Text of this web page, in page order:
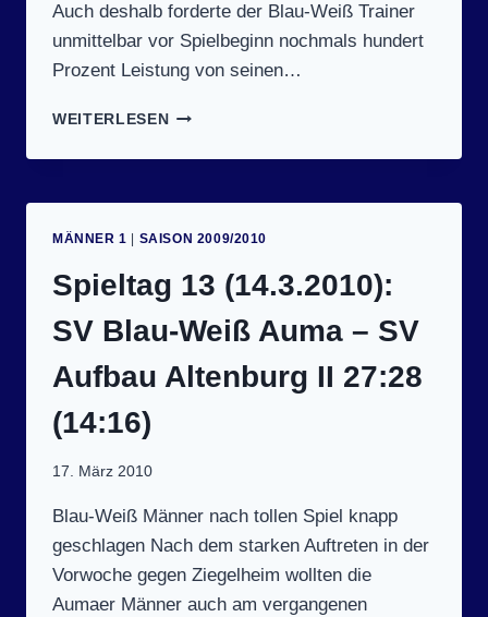
Auch deshalb forderte der Blau-Weiß Trainer
unmittelbar vor Spielbeginn nochmals hundert
Prozent Leistung von seinen…
WEITERLESENSPIELTAG
(27.3.2010):
MEUSELWITZ
BLAU-
WEISS A
UMA 2
5:26 (
12:10)
MÄNNER 1 SAISON 2009/2010
Spieltag 13 (14.3.2010):
SV Blau-Weiß Auma – SV
Aufbau Altenburg II 27:28
(14:16)
17. März 2010
Blau-Weiß Männer nach tollen Spiel knapp
geschlagen Nach dem starken Auftreten in der
Vorwoche gegen Ziegelheim wollten die
Aumaer Männer auch am vergangenen